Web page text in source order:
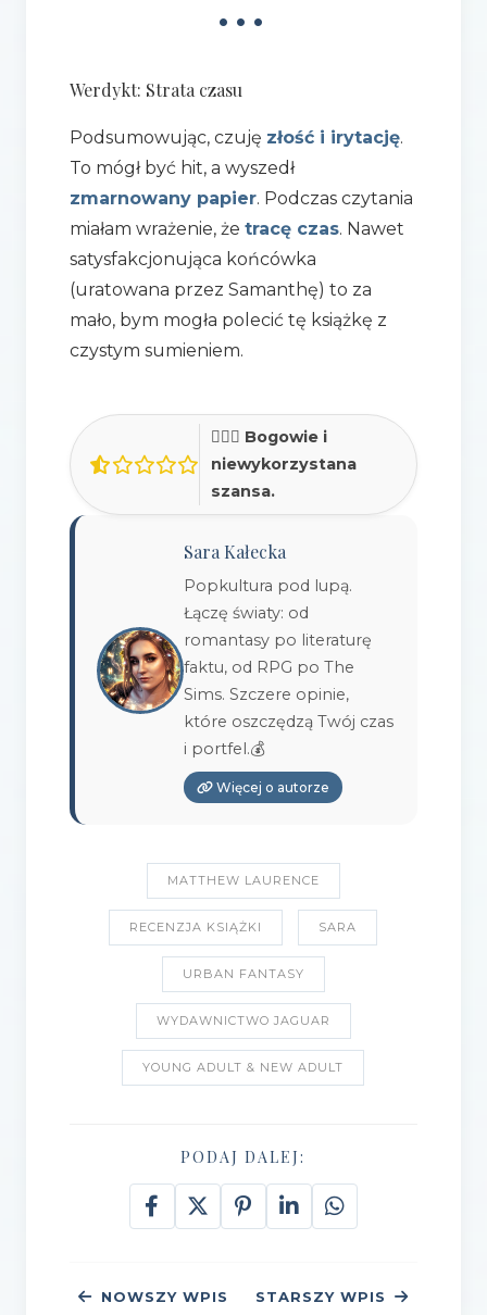
•••
Werdykt: Strata czasu
Podsumowując, czuję złość i irytację.
To mógł być hit, a wyszedł
zmarnowany papier. Podczas czytania
miałam wrażenie, że tracę czas. Nawet
satysfakcjonująca końcówka
(uratowana przez Samanthę) to za
mało, bym mogła polecić tę książkę z
czystym sumieniem.
🤦🏻‍♀️ Bogowie i
niewykorzystana
szansa.
Sara Kałecka
Popkultura pod lupą.
Łączę światy: od
romantasy po literaturę
faktu, od RPG po The
Sims. Szczere opinie,
które oszczędzą Twój czas
i portfel.💰
Więcej o autorze
MATTHEW LAURENCE
RECENZJA KSIĄŻKI SARA
URBAN FANTASY
WYDAWNICTWO JAGUAR
YOUNG ADULT & NEW ADULT
PODAJ DALEJ:
NOWSZY WPIS STARSZY WPIS